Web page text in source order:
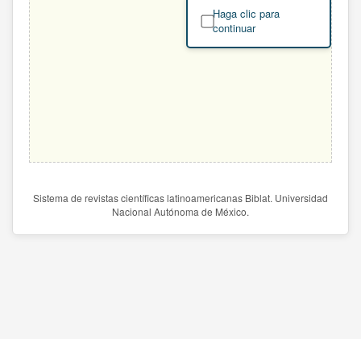
Haga clic para
continuar
Sistema de revistas científicas latinoamericanas Biblat. Universidad
Nacional Autónoma de México.